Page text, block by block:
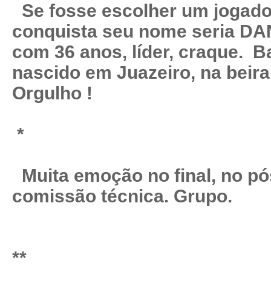
Se fosse escolher um
conquista seu nome seria
com 36 anos, líder, craque.
nascido em Juazeiro, na
Orgulho !
*
Muita emoção no final, no
comissão técnica. Grupo.
**